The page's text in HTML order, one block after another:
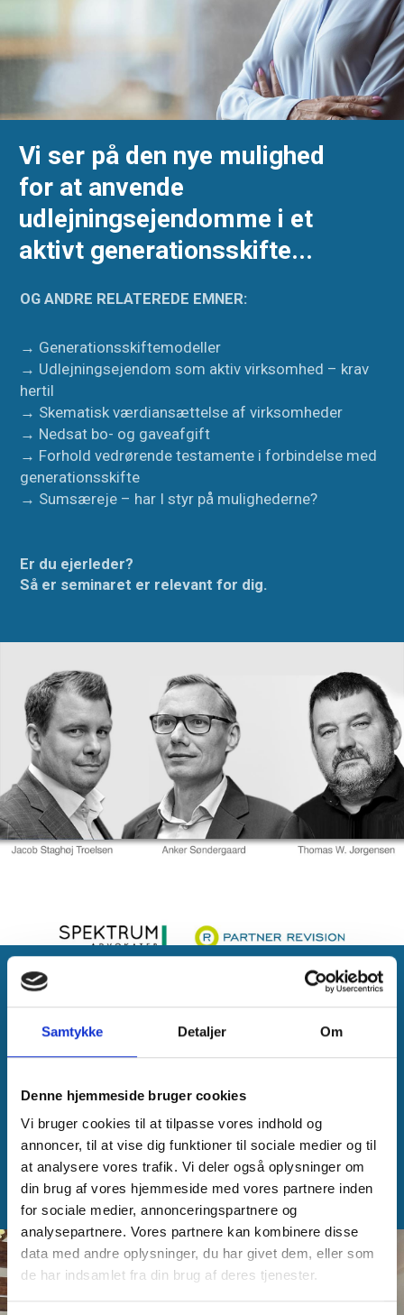
Samtykke Detaljer Om
Denne hjemmeside bruger cookies
Vi bruger cookies til at tilpasse vores indhold og
annoncer, til at vise dig funktioner til sociale medier og til
at analysere vores trafik. Vi deler også oplysninger om
din brug af vores hjemmeside med vores partnere inden
for sociale medier, annonceringspartnere og
analysepartnere. Vores partnere kan kombinere disse
data med andre oplysninger, du har givet dem, eller som
de har indsamlet fra din brug af deres tjenester.
Vi ser på den nye mulighed
for at anvende
udlejningsejendomme i et
aktivt generationsskifte...
OG ANDRE RELATEREDE EMNER:
→ Generationsskiftemodeller
→ Udlejningsejendom som aktiv virksomhed – krav
hertil
→ Skematisk værdiansættelse af virksomheder
→ Nedsat bo- og gaveafgift
→ Forhold vedrørende testamente i forbindelse med
generationsskifte
→ Sumsæreje – har I styr på mulighederne?
Er du ejerleder?
Så er seminaret er relevant for dig.
Benyt lejligheden til at stille
spørgsmål til en specialist
Vores oplægsholdere er advokaterne Jacob Staghøj
Advokater samt skattespecialist Thomas W.
Jørgensen fra Partner Revision. Efter deres indlæg
kan du stille dine spørgsmål direkte til dem - en unik
mulighed for at få et svar fra en specialist.